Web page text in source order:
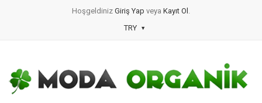
Hoşgeldiniz Giriş Yap veya Kayıt Ol .
TRY